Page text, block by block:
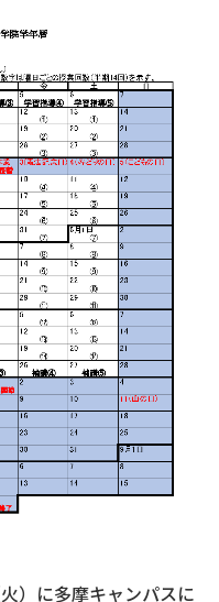
）に多摩キャンパスに